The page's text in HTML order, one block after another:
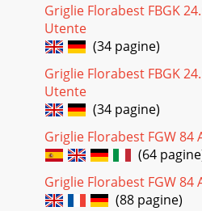
funcţiune INDICAŢIEÎnainte de
trebuie încălzit cel puţin 30 de minut
Pagina 31 - Montajul
35Eliminarea aparatelor uzate/
A1ROEliminarea aparatelor
atenţie şi ecologic. Resturile
Pagina 32
36AnexaFRG 45
acordă o garanţie de 3 ani
Aparatul a fost produs cu grijă şi
Griglie Florabest FBGK
Utente
(34 pagine)
Griglie Florabest FBGK
Utente
(34 pagine)
Griglie Florabest FGW 84
(64
Griglie Florabest FGW 84
(88 pagine)